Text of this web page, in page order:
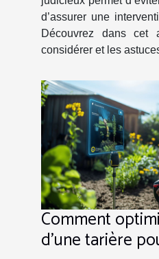
d’assurer une
Découvrez dans cet
considérer et les
Comment
d'une tarière